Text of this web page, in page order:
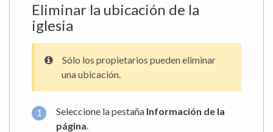
Eliminar la ubicación de la
iglesia
Sólo los propietarios pueden eliminar
una ubicación.
Seleccione la pestaña Información de la
página.